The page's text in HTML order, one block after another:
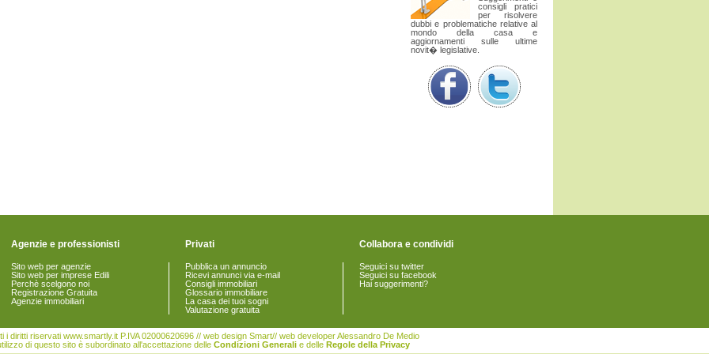
consigli pratici
per risolvere
dubbi e problematiche relative al
mondo della casa e
aggiornamenti sulle ultime
novit� legislative.
Agenzie e professionisti
Sito web per agenzie
Sito web per imprese Edili
Perchè scelgono noi
Registrazione Gratuita
Agenzie immobiliari
Privati
Pubblica un annuncio
Ricevi annunci via e-mail
Consigli immobiliari
Glossario immobiliare
La casa dei tuoi sogni
Valutazione gratuita
Collabora e condividi
Seguici su twitter
Seguici su facebook
Hai suggerimenti?
i diritti riservati www.smartly.it P.IVA 02000620696 // web design Smart// web developer Alessandro De Medio
di questo sito è subordinato all'accettazione delle Condizioni Generali e delle Regole della Privacy